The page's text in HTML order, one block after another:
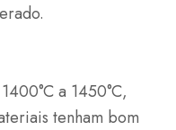
a 1450°C,
tenham bom